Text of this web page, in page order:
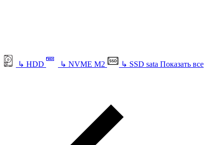
↳ HDD ↳ NVME M2 ↳ SSD sata Показать все